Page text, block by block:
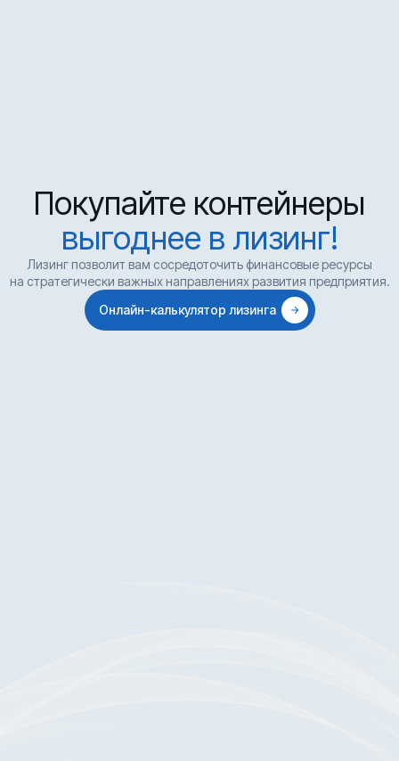
Покупайте контейнеры
выгоднее в лизинг!
Лизинг позволит вам сосредоточить финансовые ресурсы
на стратегически важных направлениях развития предприятия.
Онлайн-калькулятор лизинга